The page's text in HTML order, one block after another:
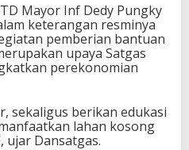
Mayor Inf Dedy Pungky
keterangan resminya
pemberian bantuan
upaya Satgas
perekonomian
sekaligus berikan edukasi
lahan kosong
ujar Dansatgas.